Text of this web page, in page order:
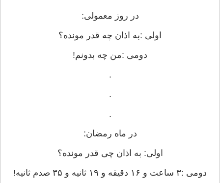
در روز معمولی:
اولی :به اذان چه قدر مونده؟
دومی :من چه بدونم!
.
.
.
در ماه رمضان:
اولی: به اذان چی قدر مونده؟
دومی :۳ ساعت و ۱۶ دقیقه و ۱۹ ثانیه و ۳۵ صدم ثانیه!